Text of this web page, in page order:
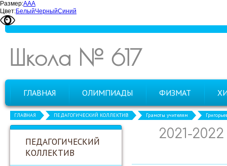
Размер:ААА
Цвет:БелыйЧерныйСиний
Школа № 617
ГЛАВНАЯ ОЛИМПИАДЫ ФИЗМАТ
ГЛАВНАЯ ПЕДАГОГИЧЕСКИЙ КОЛЛЕКТИВ Грамоты учителям
ПЕДАГОГИЧЕСКИЙ
КОЛЛЕКТИВ
2021-